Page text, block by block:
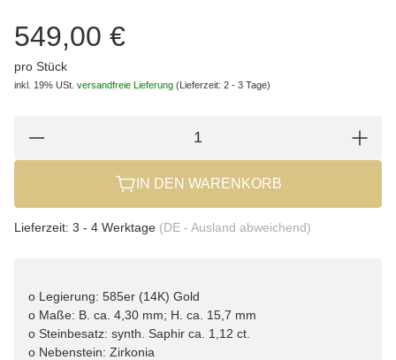
549,00 €
pro Stück
inkl. 19% USt. versandfreie Lieferung (Lieferzeit: 2 - 3 Tage)
IN DEN WARENKORB
Lieferzeit: 3 - 4 Werktage (DE - Ausland abweichend)
o Legierung: 585er (14K) Gold
o Maße: B. ca. 4,30 mm; H. ca. 15,7 mm
o Steinbesatz: synth. Saphir ca. 1,12 ct.
o Nebenstein: Zirkonia